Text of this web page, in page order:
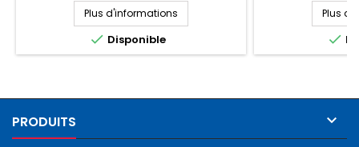
Plus d'informations
 Disponible
Plus

PRODUITS 